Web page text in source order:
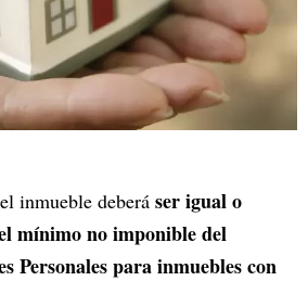
inmueble deberá ser igual o
mínimo no imponible del
Personales para inmuebles con